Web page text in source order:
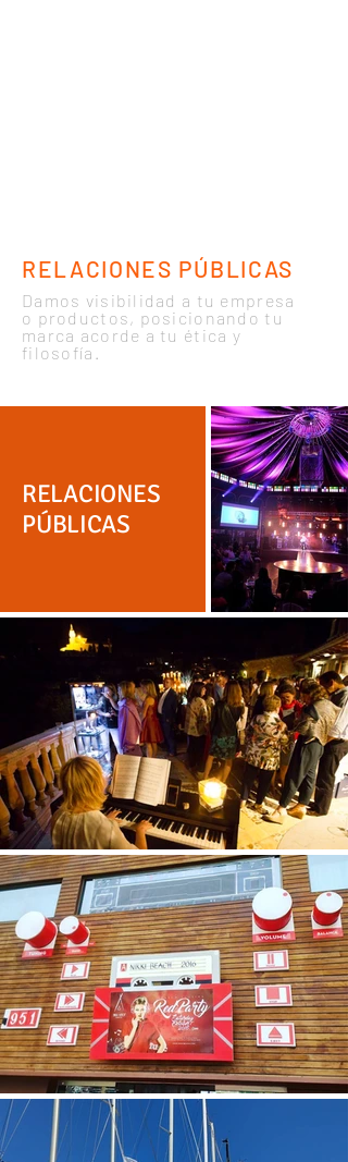
RELACIONES PÚBLICAS
Damos visibilidad a tu empresa
o productos, posicionando tu
marca acorde a tu ética y
filosofía.
RELACIONES
PÚBLICAS